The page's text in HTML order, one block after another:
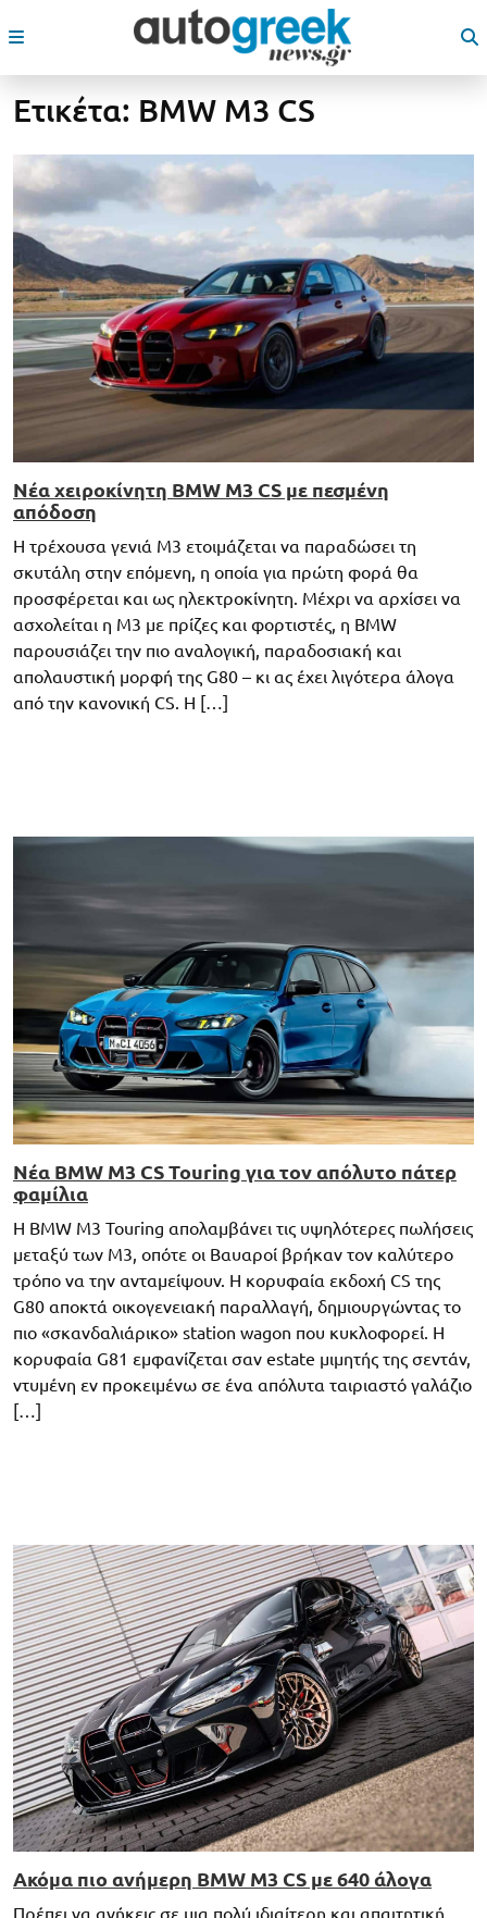
Ετικέτα: BMW M3 CS
Νέα χειροκίνητη BMW M3 CS με πεσμένη
απόδοση
Η τρέχουσα γενιά M3 ετοιμάζεται να παραδώσει τη
σκυτάλη στην επόμενη, η οποία για πρώτη φορά θα
προσφέρεται και ως ηλεκτροκίνητη. Μέχρι να αρχίσει να
ασχολείται η M3 με πρίζες και φορτιστές, η BMW
παρουσιάζει την πιο αναλογική, παραδοσιακή και
απολαυστική μορφή της G80 – κι ας έχει λιγότερα άλογα
από την κανονική CS. Η […]
Νέα BMW M3 CS Touring για τον απόλυτο πάτερ
φαμίλια
Η BMW M3 Touring απολαμβάνει τις υψηλότερες πωλήσεις
μεταξύ των M3, οπότε οι Βαυαροί βρήκαν τον καλύτερο
τρόπο να την ανταμείψουν. Η κορυφαία εκδοχή CS της
G80 αποκτά οικογενειακή παραλλαγή, δημιουργώντας το
πιο «σκανδαλιάρικο» station wagon που κυκλοφορεί. H
κορυφαία G81 εμφανίζεται σαν estate μιμητής της σεντάν,
ντυμένη εν προκειμένω σε ένα απόλυτα ταιριαστό γαλάζιο
[…]
Ακόμα πιο ανήμερη BMW M3 CS με 640 άλογα